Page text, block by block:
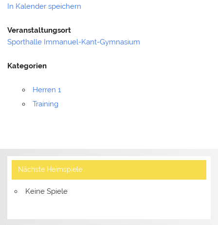
In Kalender speichern
Veranstaltungsort
Sporthalle Immanuel-Kant-Gymnasium
Kategorien
Herren 1
Training
Nächste Heimspiele
Keine Spiele